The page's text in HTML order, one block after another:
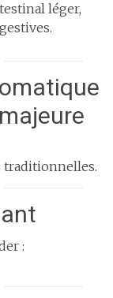
léger,
traditionnelles.
: